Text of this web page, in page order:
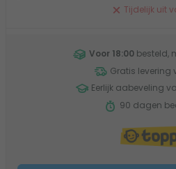
Tijdelijk uit
Voor 18:00 besteld,
Gratis levering
Eerlijk aabeveling
90 dagen